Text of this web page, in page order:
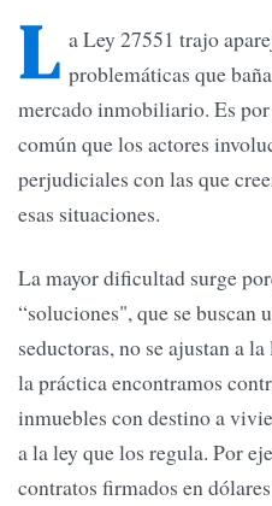
L a Ley 27551 trajo
problemáticas que
mercado inmobiliario. Es por
común que los actores
perjudiciales con las que
esas situaciones.
La mayor dificultad surge
“soluciones", que se buscan
seductoras, no se ajustan a
la práctica encontramos
inmuebles con destino a
a la ley que los regula. Por
contratos firmados en